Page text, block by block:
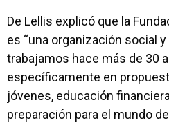
De Lellis explicó que la
es “una organización social
trabajamos hace más de 30
específicamente en
jóvenes, educación
preparación para el mundo